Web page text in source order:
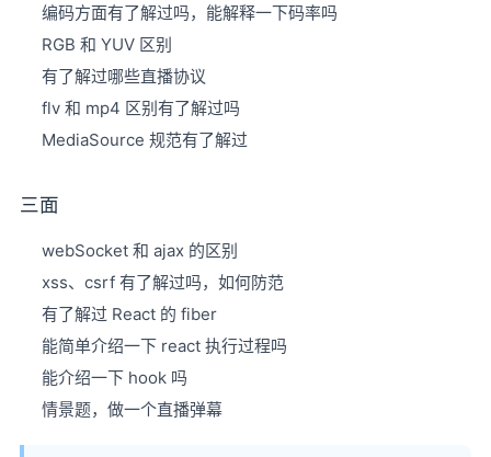
编码方面有了解过吗，能解释一下码率吗
RGB 和 YUV 区别
有了解过哪些直播协议
flv 和 mp4 区别有了解过吗
MediaSource 规范有了解过
三面
webSocket 和 ajax 的区别
xss、csrf 有了解过吗，如何防范
有了解过 React 的 fiber
能简单介绍一下 react 执行过程吗
能介绍一下 hook 吗
情景题，做一个直播弹幕